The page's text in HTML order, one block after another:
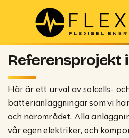
Referensprojekt
Här är ett urval av solcells- och
batterianläggningar som vi
och närområdet. Alla
vår egen elektriker, och